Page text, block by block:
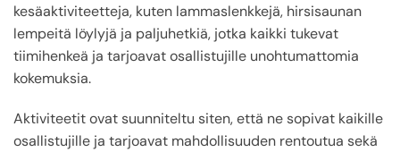
kesäaktiviteetteja, kuten lammaslenkkejä, hirsisaunan
lempeitä löylyjä ja paljuhetkiä, jotka kaikki tukevat
tiimihenkeä ja tarjoavat osallistujille unohtumattomia
kokemuksia.
Aktiviteetit ovat suunniteltu siten, että ne sopivat kaikille
osallistujille ja tarjoavat mahdollisuuden rentoutua sekä